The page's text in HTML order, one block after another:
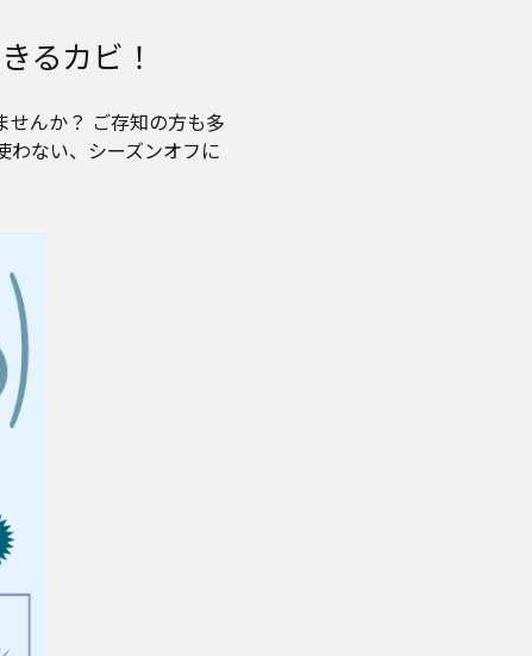
るカビ！
せんか？ ご存知の方も多
わない、シーズンオフに